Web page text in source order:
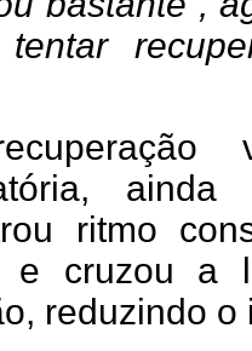
ainda
ritmo
e cruzou a
reduzindo